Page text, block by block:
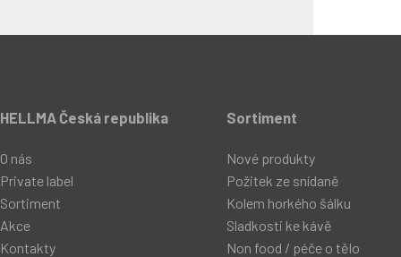
HELLMA Česká republika
O nás
Private label
Sortiment
Akce
Kontakty
Sortiment
Nové produkty
Požitek ze snídaně
Kolem horkého šálku
Sladkosti ke kávě
Non food / péče o tělo